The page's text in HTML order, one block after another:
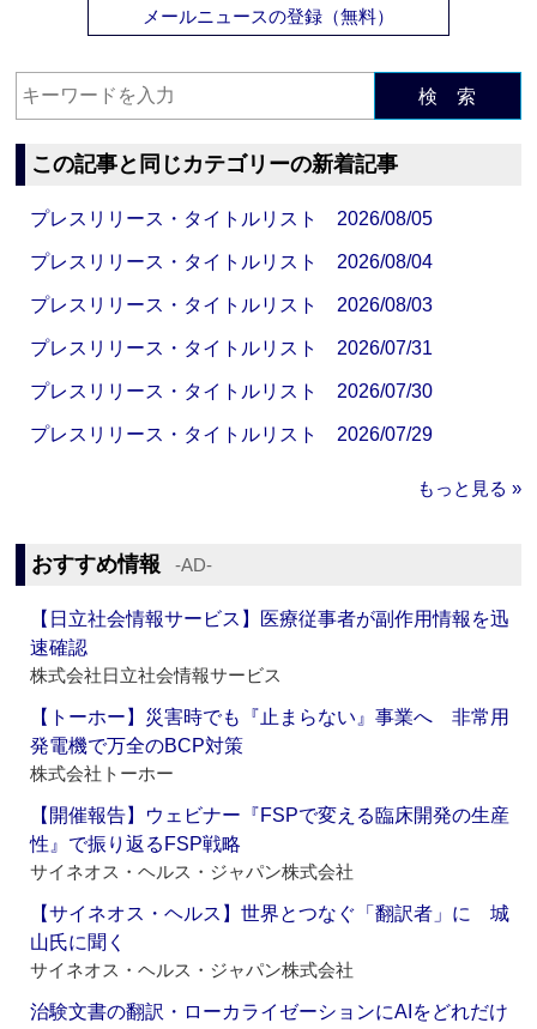
メールニュースの登録（無料）
検 索
この記事と同じカテゴリーの新着記事
プレスリリース・タイトルリスト 2026/08/05
プレスリリース・タイトルリスト 2026/08/04
プレスリリース・タイトルリスト 2026/08/03
プレスリリース・タイトルリスト 2026/07/31
プレスリリース・タイトルリスト 2026/07/30
プレスリリース・タイトルリスト 2026/07/29
もっと見る »
おすすめ情報 ‐AD‐
【日立社会情報サービス】医療従事者が副作用情報を迅
速確認
株式会社日立社会情報サービス
【トーホー】災害時でも『止まらない』事業へ 非常用
発電機で万全のBCP対策
株式会社トーホー
【開催報告】ウェビナー『FSPで変える臨床開発の生産
性』で振り返るFSP戦略
サイネオス・ヘルス・ジャパン株式会社
【サイネオス・ヘルス】世界とつなぐ「翻訳者」に 城
山氏に聞く
サイネオス・ヘルス・ジャパン株式会社
治験文書の翻訳・ローカライゼーションにAIをどれだけ